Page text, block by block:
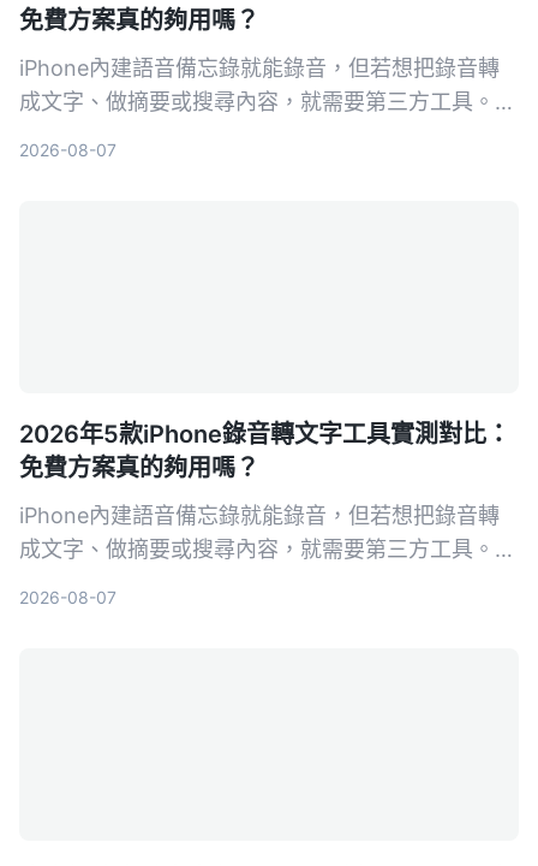
免費方案真的夠用嗎？
iPhone內建語音備忘錄就能錄音，但若想把錄音轉
成文字、做摘要或搜尋內容，就需要第三方工具。本
2026-08-07
2026年5款iPhone錄音轉文字工具實測對比：
免費方案真的夠用嗎？
iPhone內建語音備忘錄就能錄音，但若想把錄音轉
成文字、做摘要或搜尋內容，就需要第三方工具。本
2026-08-07